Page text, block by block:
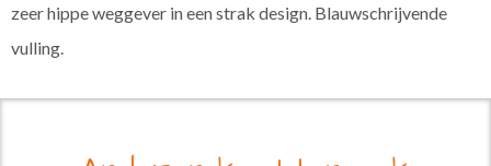
zeer hippe weggever in een strak design. Blauwschrijvende
vulling.